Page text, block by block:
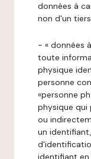
données à
non d'un
- « données
toute
physique
personne
«personne
physique
ou
un
identifiant en